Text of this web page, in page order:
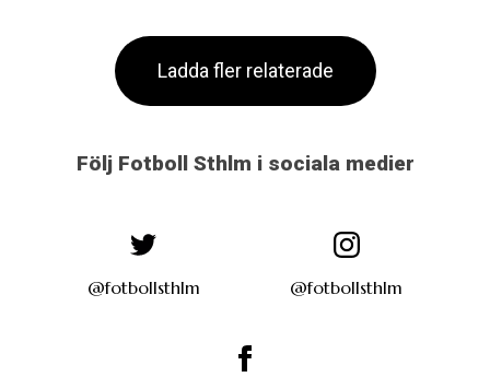
Ladda fler relaterade
Följ Fotboll Sthlm i sociala medier
@fotbollsthlm @fotbollsthlm